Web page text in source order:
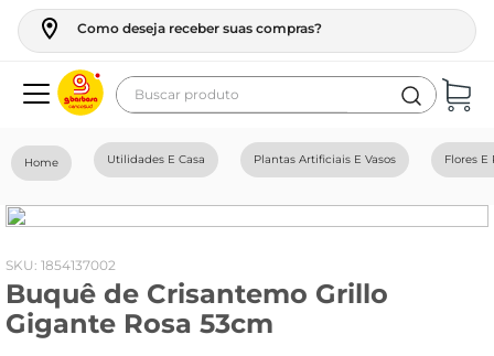
Como deseja receber suas compras?
Buscar produto
Utilidades E Casa Plantas Artificiais E Vasos Flores
: 1854137002
Buquê de Crisantemo Grillo
Gigante Rosa 53cm
geladeira
fogao
café
cerveja